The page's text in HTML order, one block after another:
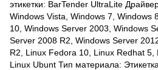
этикетки: BarTender UltraLite
Windows Vista, Windows 7, Windows
10, Windows Server 2003, Windows
Server 2008 R2, Windows Server
R2, Linux Fedora 10, Linux Redhat 5,
Linux Ubunt Тип материала: